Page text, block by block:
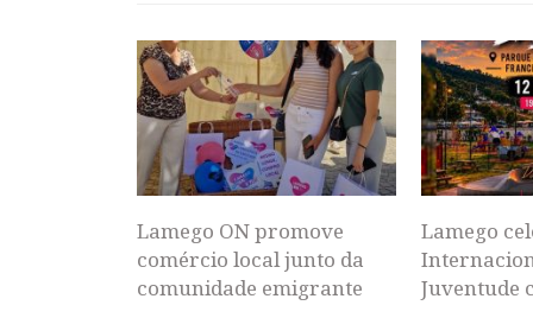
Lamego ON promove
comércio local junto da
comunidade emigrante
Lamego
Juventude